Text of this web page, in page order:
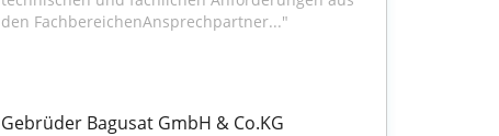
den FachbereichenAnsprechpartner..."
Gebrüder Bagusat GmbH & Co.KG